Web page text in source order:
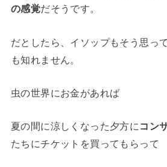
の感覚だそうです。
だとしたら、イソップもそう思っ
も知れません。
虫の世界にお金があれば
夏の間に涼しくなった夕方にコン
たちにチケットを買ってもらって